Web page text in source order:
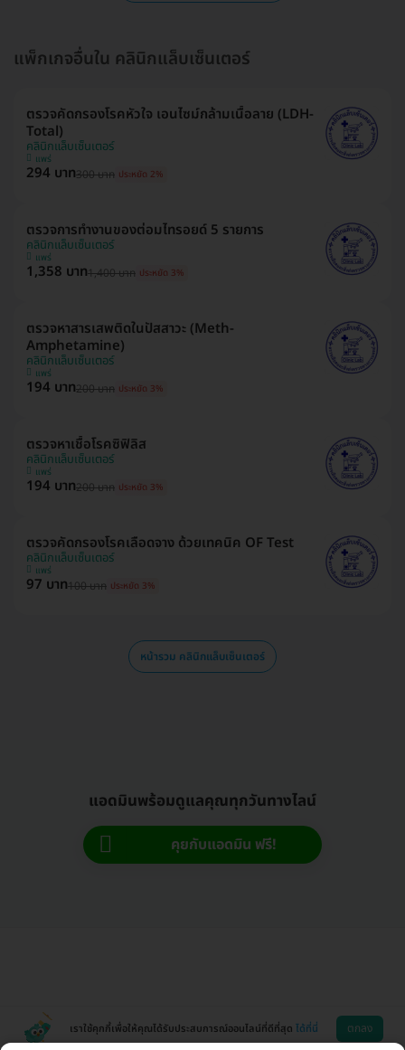
แพ็กเกจอื่นใน คลินิกแล็บเซ็นเตอร์
ตรวจคัดกรองโรคหัวใจ เอนไซม์กล้ามเนื้อลาย (LDH-
Total)
คลินิกแล็บเซ็นเตอร์
แพร่
294 บาท300 บาท ประหยัด 2%
ตรวจการทำงานของต่อมไทรอยด์ 5 รายการ
คลินิกแล็บเซ็นเตอร์
แพร่
1,358 บาท1,400 บาท ประหยัด 3%
ตรวจหาสารเสพติดในปัสสาวะ (Meth-
Amphetamine)
คลินิกแล็บเซ็นเตอร์
แพร่
194 บาท200 บาท ประหยัด 3%
ตรวจหาเชื้อโรคซิฟิลิส
คลินิกแล็บเซ็นเตอร์
แพร่
194 บาท200 บาท ประหยัด 3%
ตรวจคัดกรองโรคเลือดจาง ด้วยเทคนิค OF Test
คลินิกแล็บเซ็นเตอร์
แพร่
97 บาท100 บาท ประหยัด 3%
หน้ารวม คลินิกแล็บเซ็นเตอร์
แอดมินพร้อมดูแลคุณทุกวันทางไลน์
คุยกับแอดมิน ฟรี!
เราใช้คุกกี้เพื่อให้คุณได้รับประสบการณ์ออนไลน์ที่ดีที่สุด ได้ที่นี่ ตกลง